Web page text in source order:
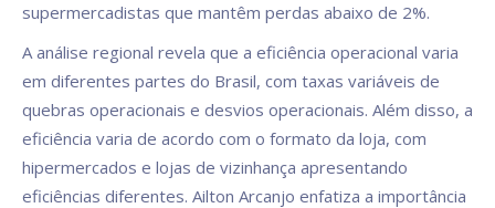
supermercadistas que mantêm perdas abaixo de 2%.
A análise regional revela que a eficiência operacional varia
em diferentes partes do Brasil, com taxas variáveis de
quebras operacionais e desvios operacionais. Além disso, a
eficiência varia de acordo com o formato da loja, com
hipermercados e lojas de vizinhança apresentando
eficiências diferentes. Ailton Arcanjo enfatiza a importância